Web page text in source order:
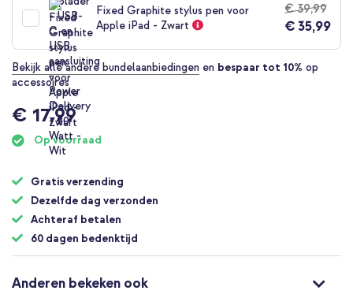
Fixed Graphite stylus pen voor
Apple iPad - Zwart
€ 39,99
€ 35,99
Bekijk alle andere bundelaanbiedingen en bespaar tot 10% op
accessoires
€ 17,99
Op voorraad
Gratis verzending
Dezelfde dag verzonden
Achteraf betalen
60 dagen bedenktijd
Anderen bekeken ook